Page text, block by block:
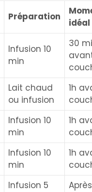
Préparation
idéal
Infusion 10
min
30
Lait chaud
ou infusion
1h
Infusion 10
min
1h
Infusion 10
min
1h
Infusion 5
Après